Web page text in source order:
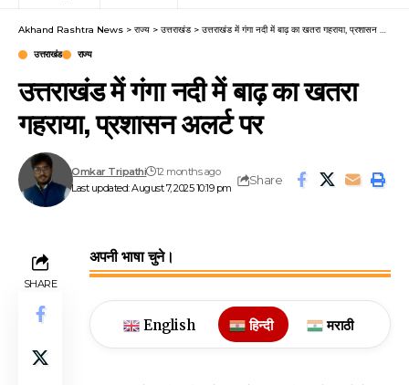
Akhand Rashtra News > राज्य > उत्तराखंड> उत्तराखंड में गंगा नदी में बाढ़ का खतरा गहराया, प्रशासन अलर्ट पर
उत्तराखंड राज्य
उत्तराखंड में गंगा नदी में बाढ़ का खतरा
गहराया, प्रशासन अलर्ट पर
Last updated: August 7, 2025 10:19 pm
Omkar Tripathi 12 months ago
Share
SHARE
अपनी भाषा चुने।
English हिन्दी मराठी